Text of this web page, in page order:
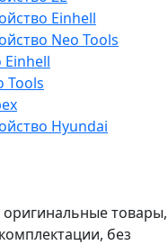
Einhell
Neo Tools
Einhell
Tools
Hyundai
товары,
без